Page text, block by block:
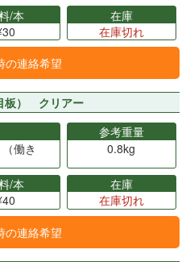
/本
在庫
在庫切れ
の連絡希望
板） クリアー
働き
参考重量
0.8kg
/本
在庫
在庫切れ
の連絡希望